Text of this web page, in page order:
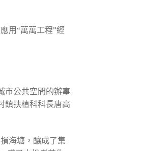
用“萬萬工程”經
市公共空間的辦事
鎮扶植科科長唐高
海塘，釀成了集